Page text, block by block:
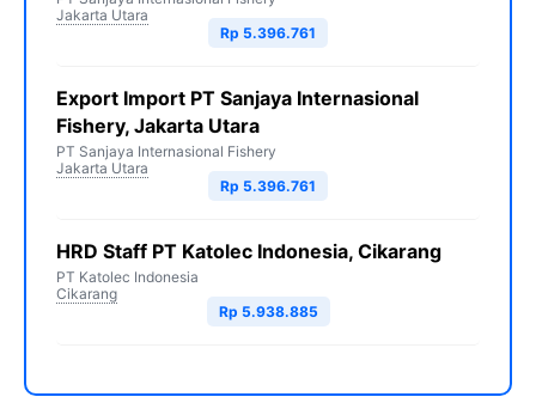
Jakarta Utara
Rp 5.396.761
Export Import PT Sanjaya Internasional
Fishery, Jakarta Utara
PT Sanjaya Internasional Fishery
Jakarta Utara
Rp 5.396.761
HRD Staff PT Katolec Indonesia, Cikarang
PT Katolec Indonesia
Cikarang
Rp 5.938.885